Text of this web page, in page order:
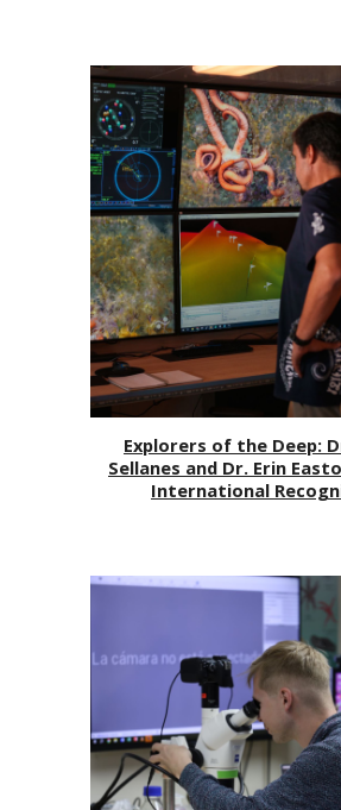
Explorers of the Deep:
Sellanes and Dr. Erin
International